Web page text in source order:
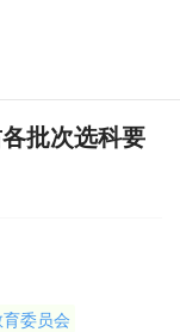
批次选科要
委员会